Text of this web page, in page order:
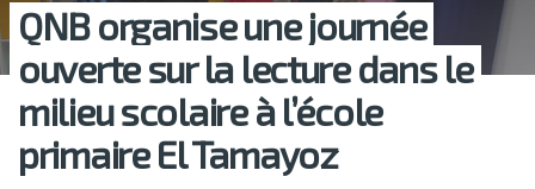
QNB organise une journée
ouverte sur la lecture dans le
milieu scolaire à l’école
primaire El Tamayoz